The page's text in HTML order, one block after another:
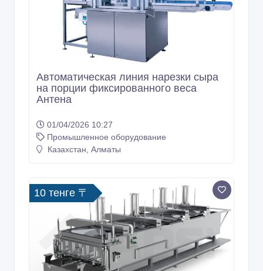
Автоматическая линия нарезки сыра
на порции фиксированного веса
Антена
01/04/2026 10:27
Промышленное оборудование
Казахстан, Алматы
10 тенге 〒